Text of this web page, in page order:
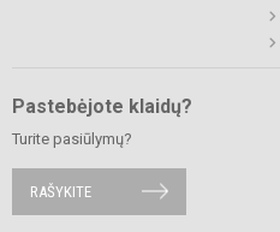
Pastebėjote klaidų?
Turite pasiūlymų?
RAŠYKITE